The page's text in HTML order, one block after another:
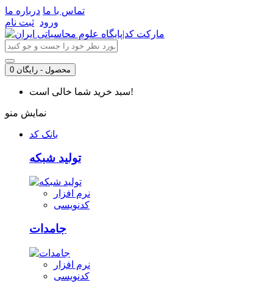
تماس با ما درباره ما
ورود ثبت نام
0 محصول - رایگان
سبد خرید شما خالی است!
نمایش منو
بانک کد
تولید شبکه
نرم افزار
کدنویسی
جامدات
نرم افزار
کدنویسی